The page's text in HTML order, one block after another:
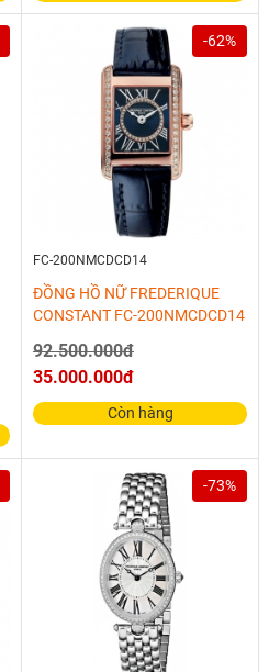
-62%
FC-200NMCDCD14
ĐỒNG HỒ NỮ FREDERIQUE
CONSTANT FC-200NMCDCD14
92.500.000đ
35.000.000đ
Còn hàng
-73%